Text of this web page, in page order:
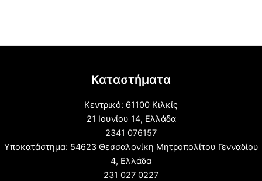
Καταστήματα
Κεντρικό: 61100 Κιλκίς
21 Ιουνίου 14, Ελλάδα
2341 076157
Υποκατάστημα: 54623 Θεσσαλονίκη Μητροπολίτου Γενναδίου
4, Ελλάδα
231 027 0227